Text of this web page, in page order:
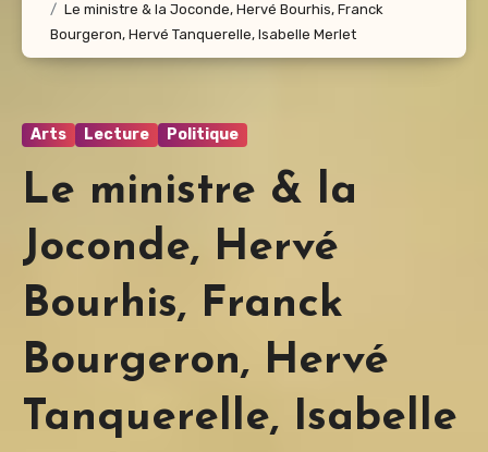
Le ministre & la Joconde, Hervé Bourhis, Franck
Bourgeron, Hervé Tanquerelle, Isabelle Merlet
Arts Lecture Politique
Le ministre & la
Joconde, Hervé
Bourhis, Franck
Bourgeron, Hervé
Tanquerelle, Isabelle